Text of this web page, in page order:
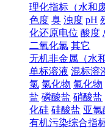
理化指标（水和
色度 臭 浊度 pH
化还原电位 酸度
二氧化氯 其它
无机非金属（水
单标溶液 混标溶
氯 氯化物 氟化物
盐 磷酸盐 硝酸盐
化硅 硅酸盐 亚氯
有机污染综合指